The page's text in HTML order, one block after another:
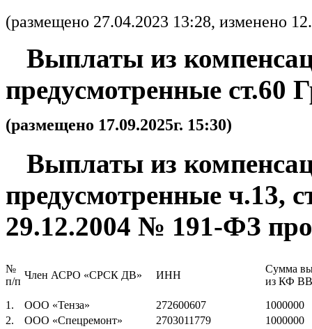
(размещено 27.04.2023 13:28, изменено
Выплаты из
предусмотренные ст.60
(размещено 17.09.2025г. 15:30)
Выплаты из
предусмотренные ч.13,
29.12.2004 № 191-ФЗ
№
п/п
Член АСРО «СРСК ДВ» ИНН
Сумма
из КФ
1.
ООО «Тенза» 272600607
1000000
2.
ООО «Спецремонт» 2703011779
1000000